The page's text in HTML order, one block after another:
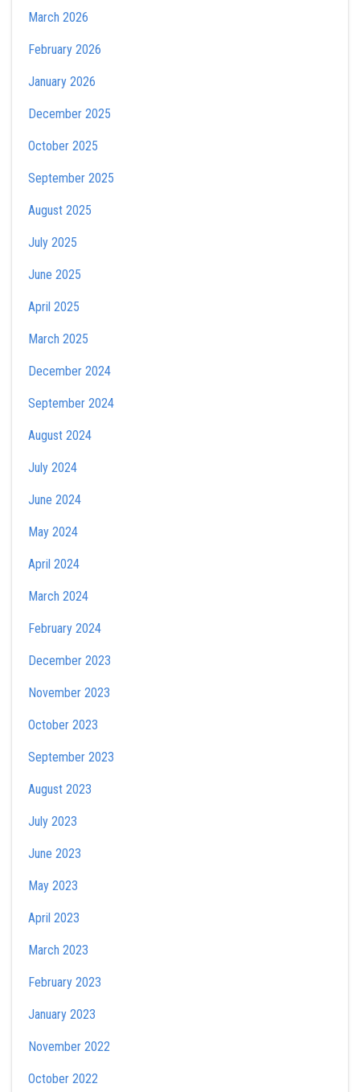
March 2026
February 2026
January 2026
December 2025
October 2025
September 2025
August 2025
July 2025
June 2025
April 2025
March 2025
December 2024
September 2024
August 2024
July 2024
June 2024
May 2024
April 2024
March 2024
February 2024
December 2023
November 2023
October 2023
September 2023
August 2023
July 2023
June 2023
May 2023
April 2023
March 2023
February 2023
January 2023
November 2022
October 2022